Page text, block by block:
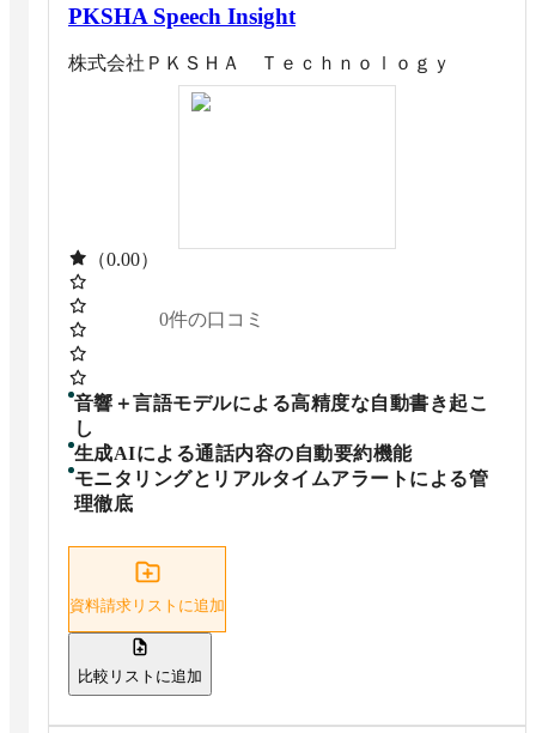
PKSHA Speech Insight
株式会社ＰＫＳＨＡ Ｔｅｃｈｎｏｌｏｇｙ
（0.00）
0件の口コミ
音響＋言語モデルによる高精度な自動書き起こ
し
生成AIによる通話内容の自動要約機能
モニタリングとリアルタイムアラートによる管
理徹底
資料請求リストに追加
比較リストに追加